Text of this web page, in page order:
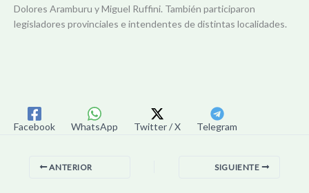
Dolores Aramburu y Miguel Ruffini. También participaron
legisladores provinciales e intendentes de distintas localidades.
Facebook WhatsApp Twitter / X Telegram
ANTERIOR SIGUIENTE